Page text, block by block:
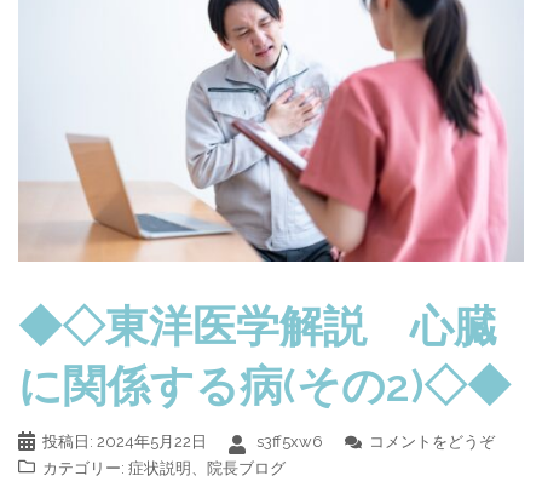
◆◇東洋医学解説 心臓
に関係する病(その2)◇◆
投稿日: 2024年5月22日 s3ff5xw6
コメントをどうぞ
カテゴリー: 症状説明 院長ブログ